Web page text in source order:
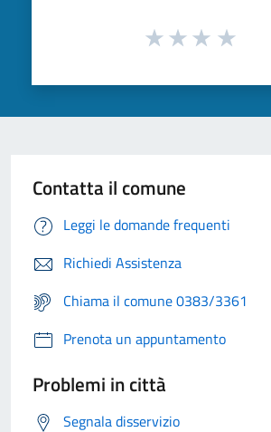
Contatta il comune
Leggi le domande frequenti
Richiedi Assistenza
Chiama il comune 0383/3361
Prenota un appuntamento
Problemi in città
Segnala disservizio